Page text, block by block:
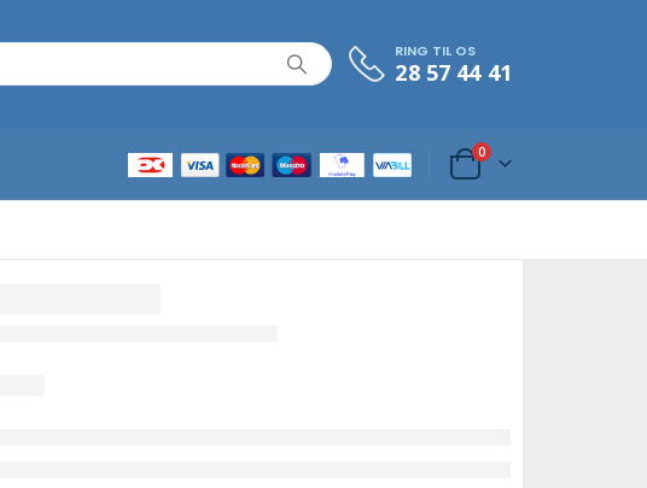
RING TIL OS
28 57 44 41
0